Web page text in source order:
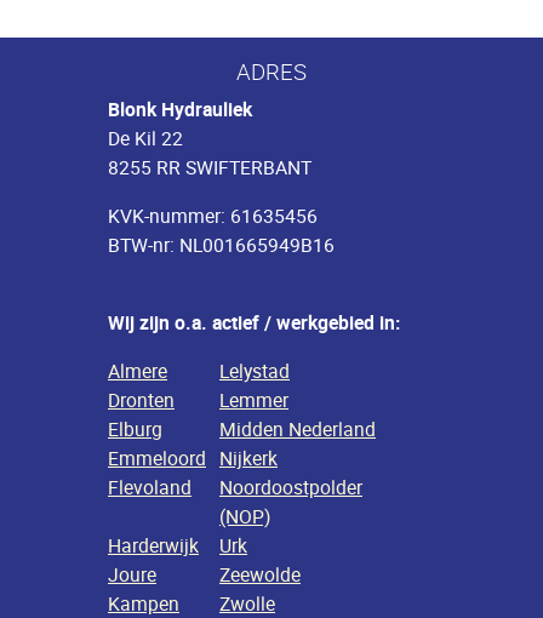
ADRES
Blonk Hydrauliek
De Kil 22
8255 RR SWIFTERBANT
KVK-nummer: 61635456
BTW-nr: NL001665949B16
Wij zijn o.a. actief / werkgebied in:
Almere
Lelystad
Dronten
Lemmer
Elburg
Midden Nederland
Emmeloord Nijkerk
Flevoland
Noordoostpolder
(NOP)
Harderwijk
Urk
Joure
Zeewolde
Kampen
Zwolle